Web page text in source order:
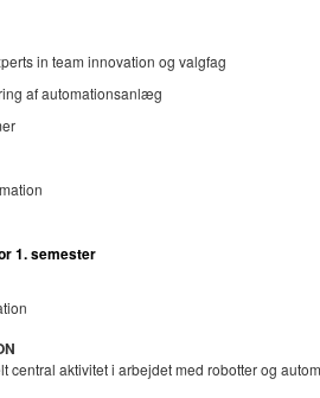
in team innovation og valgfag
af automationsanlæg
1. semester
central aktivitet i arbejdet med robotter og